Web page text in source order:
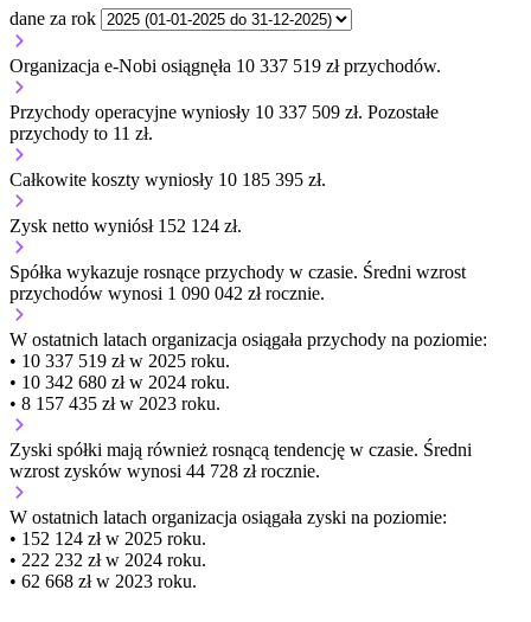
dane za rok
Organizacja e-Nobi osiągnęła 10 337 519 zł przychodów.
Przychody operacyjne wyniosły 10 337 509 zł. Pozostałe
przychody to 11 zł.
Całkowite koszty wyniosły 10 185 395 zł.
Zysk netto wyniósł 152 124 zł.
Spółka wykazuje rosnące przychody w czasie. Średni wzrost
przychodów wynosi 1 090 042 zł rocznie.
W ostatnich latach organizacja osiągała przychody na poziomie:
• 10 337 519 zł w 2025 roku.
• 10 342 680 zł w 2024 roku.
• 8 157 435 zł w 2023 roku.
Zyski spółki mają również rosnącą tendencję w czasie. Średni
wzrost zysków wynosi 44 728 zł rocznie.
W ostatnich latach organizacja osiągała zyski na poziomie:
• 152 124 zł w 2025 roku.
• 222 232 zł w 2024 roku.
• 62 668 zł w 2023 roku.